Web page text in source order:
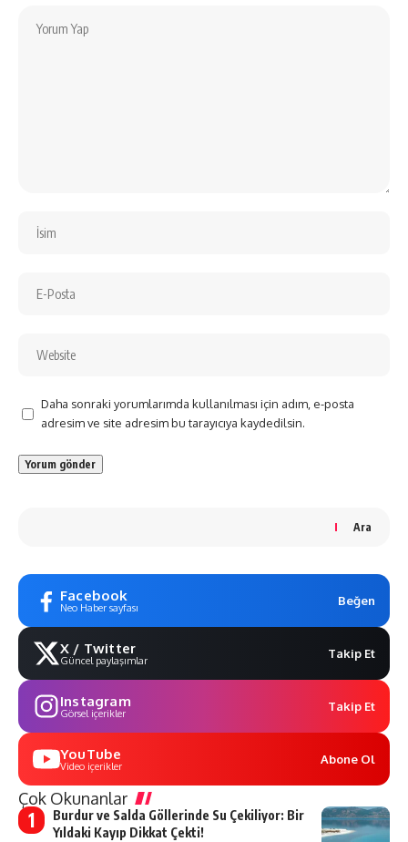
Daha sonraki yorumlarımda kullanılması için adım, e-posta
adresim ve site adresim bu tarayıcıya kaydedilsin.
Ara
Facebook
Neo Haber sayfası Beğen
X / Twitter
Güncel paylaşımlar Takip Et
Instagram
Görsel içerikler Takip Et
YouTube
Video içerikler Abone Ol
Çok Okunanlar
Burdur ve Salda Göllerinde Su Çekiliyor: Bir
Yıldaki Kayıp Dikkat Çekti!